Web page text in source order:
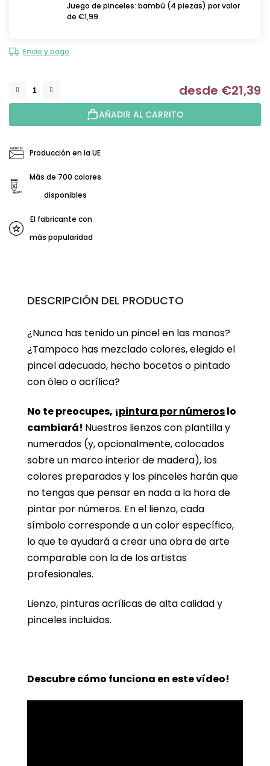
Juego de pinceles: bambú (4 piezas) por valor
de €1,99
Envío y pago
desde €21,39
AÑADIR AL CARRITO
Producción en la UE
Más de 700 colores
disponibles
El fabricante con
más popularidad
DESCRIPCIÓN DEL PRODUCTO
¿Nunca has tenido un pincel en las manos?
¿Tampoco has mezclado colores, elegido el
pincel adecuado, hecho bocetos o pintado
con óleo o acrílica?
No te preocupes, ¡pintura por númeroslo
cambiará! Nuestros lienzos con plantilla y
numerados (y, opcionalmente, colocados
sobre un marco interior de madera), los
colores preparados y los pinceles harán que
no tengas que pensar en nada a la hora de
pintar por números. En el lienzo, cada
símbolo corresponde a un color específico,
lo que te ayudará a crear una obra de arte
comparable con la de los artistas
profesionales.
Lienzo, pinturas acrílicas de alta calidad y
pinceles incluidos.
Descubre cómo funciona en este vídeo!